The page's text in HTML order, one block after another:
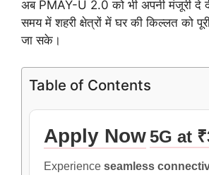
अब PMAY-U 2.0 को भी अपनी मंजूरी दे
समय में शहरी क्षेत्रों में घर की किल्लत को
जा सके।
Table of Contents
Apply Now5G at
Experience seamless